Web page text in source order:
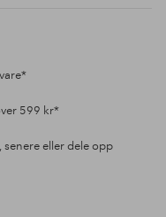
599 kr*
senere eller dele opp